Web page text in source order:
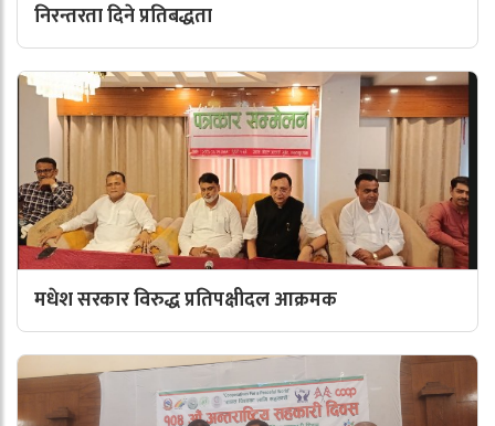
निरन्तरता दिने प्रतिबद्धता
मधेश सरकार विरुद्ध प्रतिपक्षीदल आक्रमक